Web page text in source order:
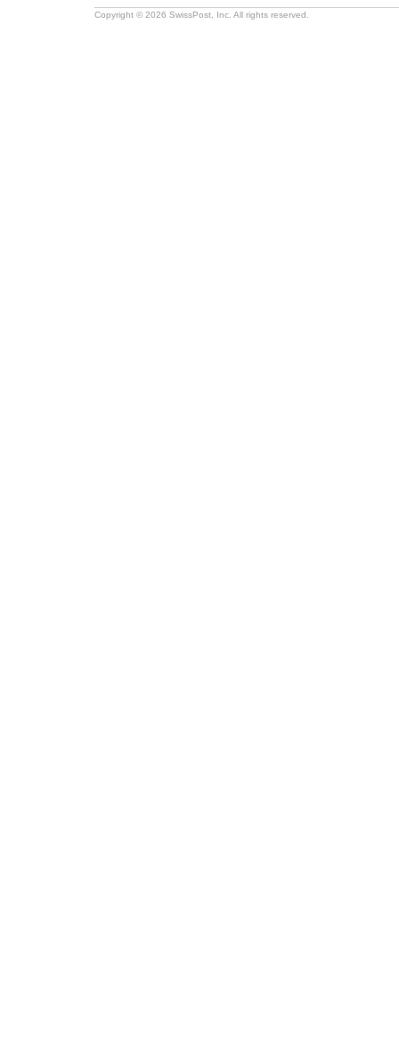
Copyright © 2026 SwissPost, Inc. All rights reserved.